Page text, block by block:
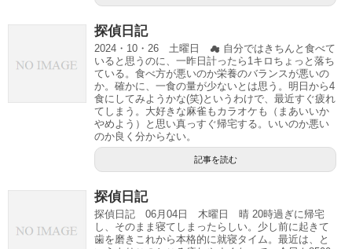
探偵日記
2024・10・26 土曜日 ☁ 自分ではきちんと食べて
いると思うのに、一昨日計ったら1キロちょっと落ち
ている。食べ方が悪いのか栄養のバランスが悪いの
か。確かに、一食の量が少ないとは思う。明日から4
食にしてみようかな(笑)というわけで、最近すぐ疲れ
てしまう。大好きな麻雀もカラオケも（まあいいか
やめよう）と思い真っすぐ帰宅する。いいのか悪い
のか良く分からない。
記事を読む
探偵日記
探偵日記 06月04日 木曜日 晴 20時過ぎに帰宅
し、そのまま寝てしまったらしい。少し前に起きて
歯を磨きこれから本格的に就寝タイム。最近は、と